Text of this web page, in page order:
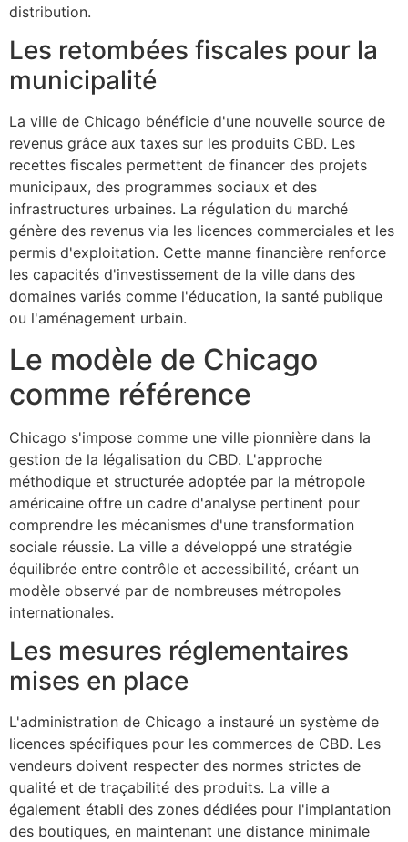
distribution.
Les retombées fiscales pour la
municipalité
La ville de Chicago bénéficie d'une nouvelle source de
revenus grâce aux taxes sur les produits CBD. Les
recettes fiscales permettent de financer des projets
municipaux, des programmes sociaux et des
infrastructures urbaines. La régulation du marché
génère des revenus via les licences commerciales et les
permis d'exploitation. Cette manne financière renforce
les capacités d'investissement de la ville dans des
domaines variés comme l'éducation, la santé publique
ou l'aménagement urbain.
Le modèle de Chicago
comme référence
Chicago s'impose comme une ville pionnière dans la
gestion de la légalisation du CBD. L'approche
méthodique et structurée adoptée par la métropole
américaine offre un cadre d'analyse pertinent pour
comprendre les mécanismes d'une transformation
sociale réussie. La ville a développé une stratégie
équilibrée entre contrôle et accessibilité, créant un
modèle observé par de nombreuses métropoles
internationales.
Les mesures réglementaires
mises en place
L'administration de Chicago a instauré un système de
licences spécifiques pour les commerces de CBD. Les
vendeurs doivent respecter des normes strictes de
qualité et de traçabilité des produits. La ville a
également établi des zones dédiées pour l'implantation
des boutiques, en maintenant une distance minimale